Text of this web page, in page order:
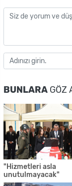
BUNLARA GÖZ
"Hizmetleri asla
unutulmayacak"